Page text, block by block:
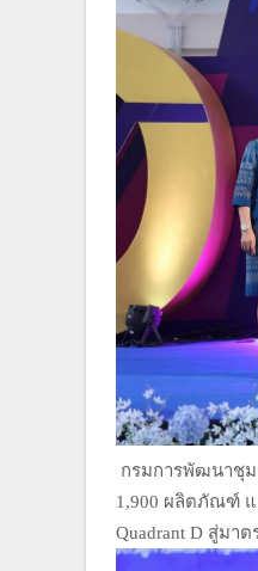
กรมการพัฒนาชุม
1,900 ผลิตภัณฑ์ แ
Quadrant D สู่มา